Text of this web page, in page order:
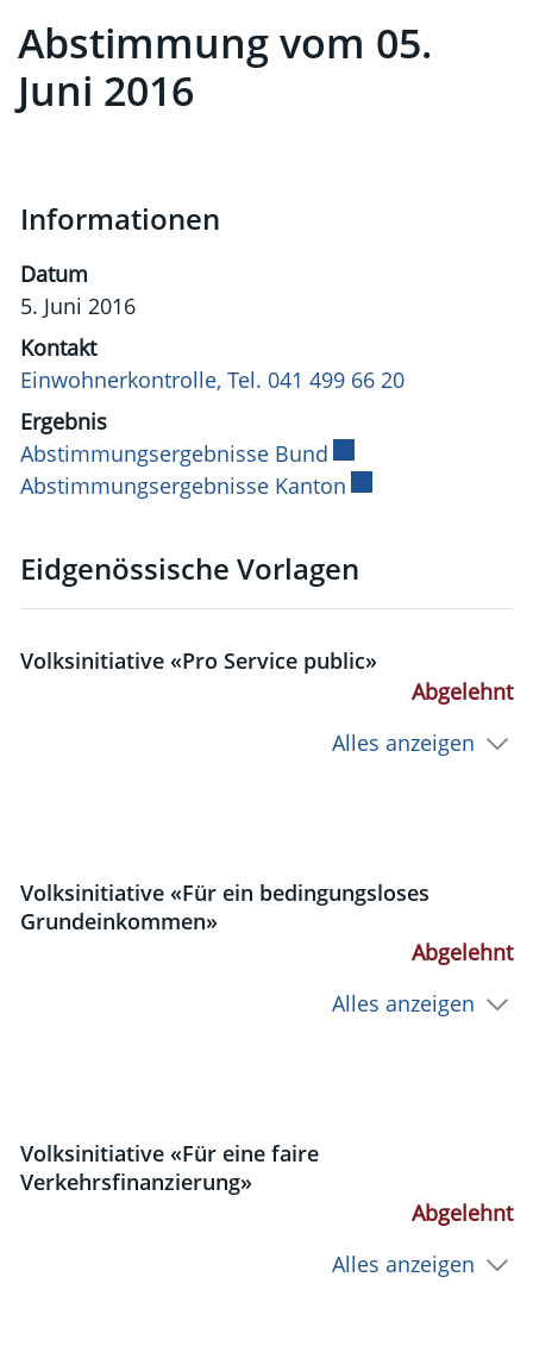
Abstimmung vom 05.
Juni 2016
Informationen
Datum
5. Juni 2016
Kontakt
Einwohnerkontrolle, Tel. 041 499 66 20
Ergebnis
Abstimmungsergebnisse Bund Externer Link wird
Abstimmungsergebnisse Kanton Externer Link
Eidgenössische Vorlagen
Volksinitiative «Pro Service public»
Abgelehnt
Alles anzeigen
Volksinitiative «Für ein bedingungsloses
Grundeinkommen»
Abgelehnt
Alles anzeigen
Volksinitiative «Für eine faire
Verkehrsfinanzierung»
Abgelehnt
Alles anzeigen